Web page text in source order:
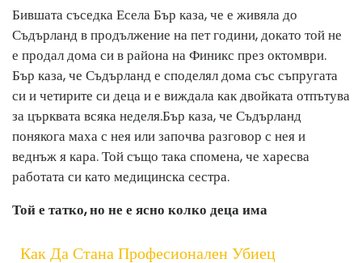
Бившата съседка Есела Бър каза, че е живяла до
Съдърланд в продължение на пет години, докато той не
е продал дома си в района на Финикс през октомври.
Бър каза, че Съдърланд е споделял дома със съпругата
си и четирите си деца и е виждала как двойката отпътува
за църквата всяка неделя.Бър каза, че Съдърланд
понякога маха с нея или започва разговор с нея и
веднъж я кара. Той също така спомена, че харесва
работата си като медицинска сестра.
Той е татко, но не е ясно колко деца има
Как Да Стана Професионален Убиец